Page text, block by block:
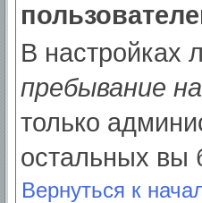
В настройках
пребывание
только
остальных вы
Вернуться к